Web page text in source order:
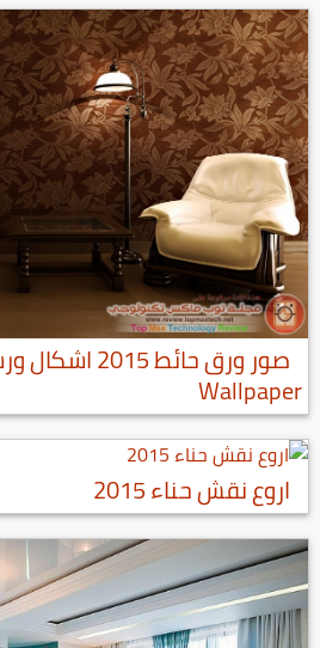
صور ورق حائط
Wallpaper
اروع نقش حناء 2015